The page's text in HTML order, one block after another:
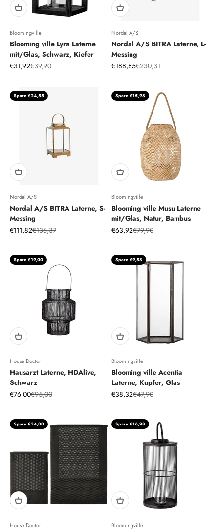
Bloomingville
Blooming ville Lyra Laterne
mit/Glas, Schwarz, Kiefer
Angebot
€31,92Regulärer Preis
€39,90
Nordal A/S
Nordal A/S BITRA Laterne, L-
Messing
Angebot
€188,85Regulärer Preis
€230,31
Spare €24,55
Nordal A/S
Nordal A/S BITRA Laterne, S-
Messing
Angebot
€111,82Regulärer Preis
€136,37
Spare €15,98
Bloomingville
Blooming ville Musu Laterne
mit/Glas, Natur, Bambus
Angebot
€63,92Regulärer Preis
€79,90
Spare €19,00
House Doctor
Hausarzt Laterne, HDAlive,
Schwarz
Angebot
€76,00Regulärer Preis
€95,00
Spare €9,58
Bloomingville
Blooming ville Acentia
Laterne, Kupfer, Glas
Angebot
€38,32Regulärer Preis
€47,90
Spare €34,00
House Doctor
Spare €16,98
Bloomingville